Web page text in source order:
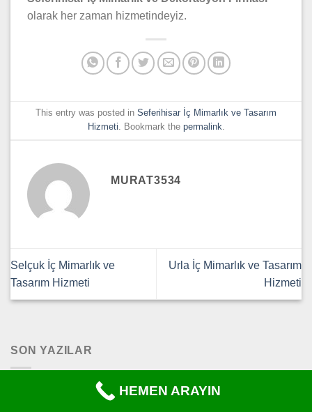
olarak her zaman hizmetindeyiz.
This entry was posted in Seferihisar İç Mimarlık ve Tasarım
Hizmeti . Bookmark the permalink
MURAT3534
Selçuk İç Mimarlık ve
Tasarım Hizmeti
Urla İç Mimarlık ve Tasarım
Hizmeti
SON YAZILAR
İzmir Şirinyer Komple Ev Tadilat Fiyatları
HEMEN ARAYIN